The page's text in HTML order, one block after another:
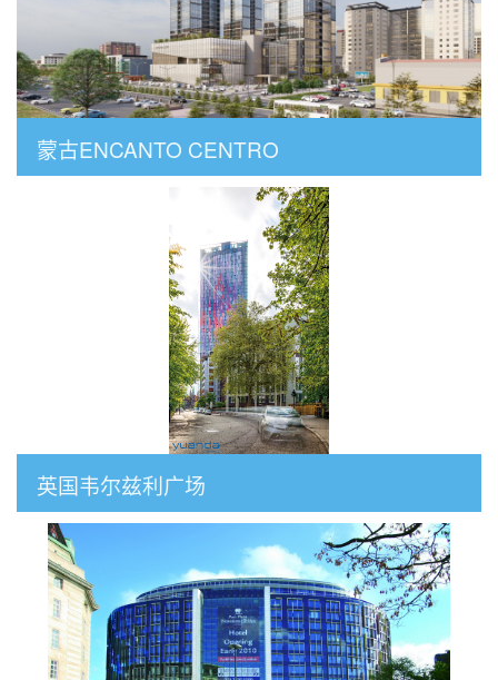
蒙古ENCANTO CENTRO
英国韦尔兹利广场